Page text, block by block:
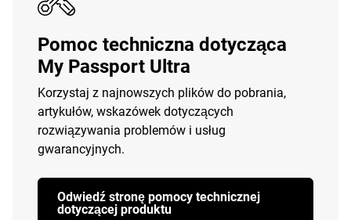
Pomoc techniczna dotycząca
My Passport Ultra
Korzystaj z najnowszych plików do pobrania,
artykułów, wskazówek dotyczących
rozwiązywania problemów i usług
gwarancyjnych.
Odwiedź stronę pomocy technicznej
dotyczącej produktu